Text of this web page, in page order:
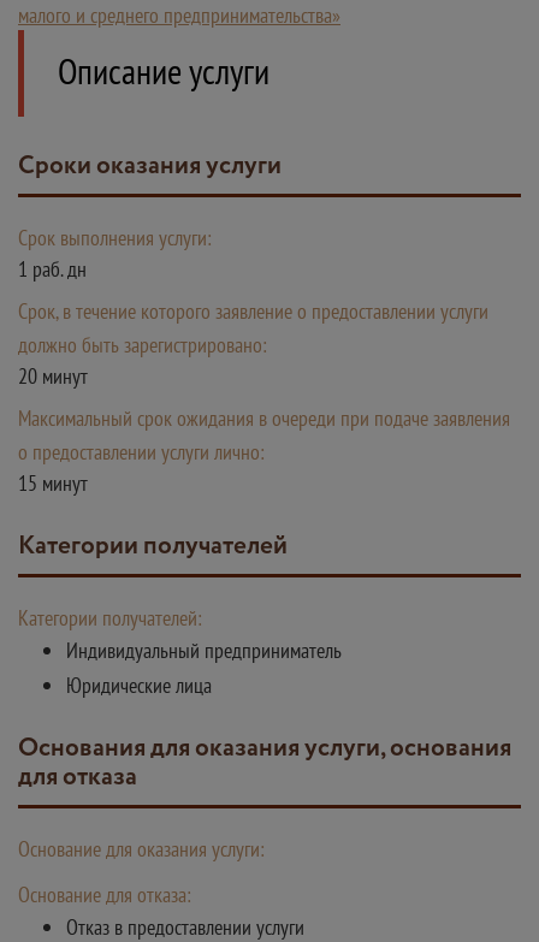
малого и среднего предпринимательства»
Описание услуги
Сроки оказания услуги
Срок выполнения услуги:
1 раб. дн
Срок, в течение которого заявление о предоставлении услуги
должно быть зарегистрировано:
20 минут
Максимальный срок ожидания в очереди при подаче заявления
о предоставлении услуги лично:
15 минут
Категории получателей
Категории получателей:
Индивидуальный предприниматель
Юридические лица
Основания для оказания услуги, основания
для отказа
Основание для оказания услуги:
Основание для отказа:
Отказ в предоставлении услуги